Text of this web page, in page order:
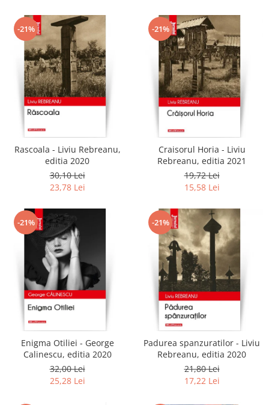
-21%
Rascoala - Liviu Rebreanu,
editia 2020
30,10 Lei
23,78 Lei
-21%
Craisorul Horia - Liviu
Rebreanu, editia 2021
19,72 Lei
15,58 Lei
-21%
Enigma Otiliei - George
Calinescu, editia 2020
32,00 Lei
25,28 Lei
-21%
Padurea spanzuratilor - Liviu
Rebreanu, editia 2020
21,80 Lei
17,22 Lei